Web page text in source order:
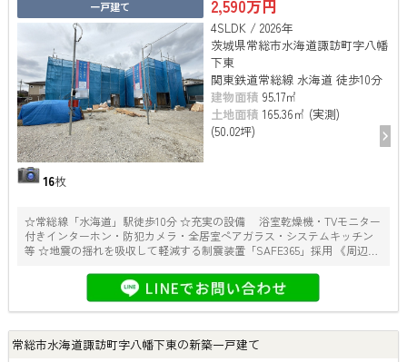
一戸建て
16枚
2,590万円
4SLDK / 2026年
茨城県常総市水海道諏訪町字八幡
下東
関東鉄道常総線 水海道 徒歩10分
建物面積 95.17㎡
土地面積 165.36㎡ (実測)
(50.02坪)
☆常総線「水海道」駅徒歩10分 ☆充実の設備 浴室乾燥機・TVモニター
付きインターホン・防犯カメラ・全居室ペアガラス・システムキッチン
等 ☆地震の揺れを吸収して軽減する制震装置「SAFE365」採用 《周辺施
TAIRAYAファインズ淵頭店……約730ｍ 〇セブンイレブン水海道諏訪町
店……約500ｍ 〇クスリのアオキ水海道諏訪店……約450ｍ 〇水海道郵便
局……約340ｍ
常総市水海道諏訪町字八幡下東の新築一戸建て